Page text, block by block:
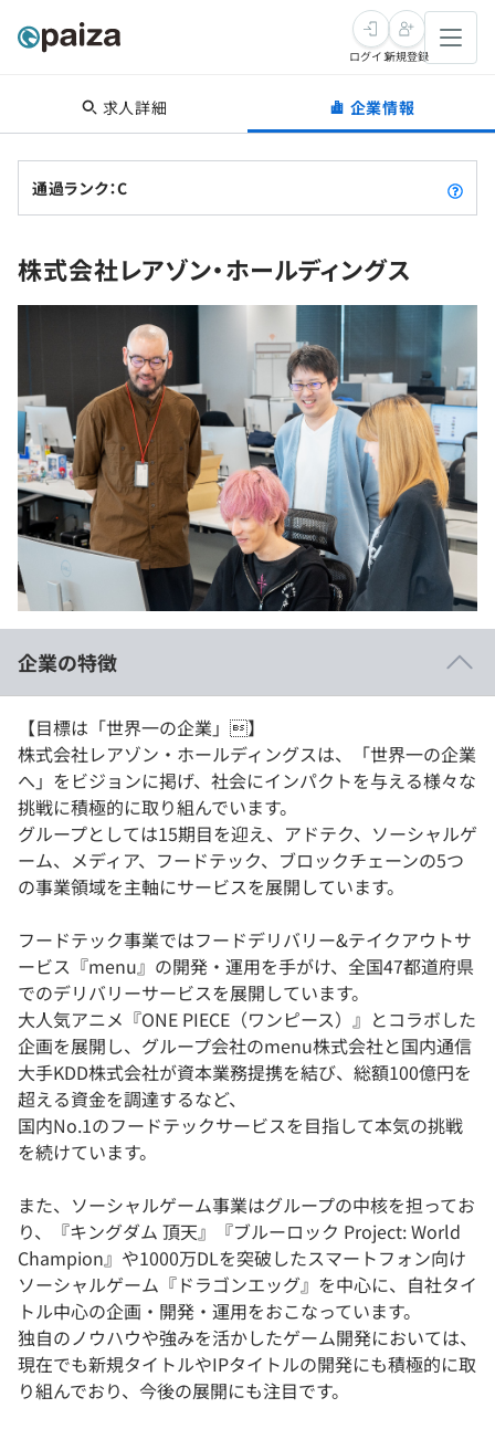
転職・キャリア
転職成功ガイド
転職エージェント
インタビュー
新卒就活
求人検索
新卒エージェント
イベント・セミナー
インタビュー
学習
4択課題
ナレッジ
リファレンス
プラン
個人向けプラン
法人向けプラン
学校向けプラン
契約内容・クーポン
プログラミング言語
SQL
評価結果一覧
再チャレンジ結果一覧
メディア
Tech Team Journal
paiza times
note
paizaとは？
ログイン新規登録
求人詳細 企業情報
通過ランク：C
株式会社レアゾン・ホールディングス
企業の特徴
【目標は「世界一の企業」】
株式会社レアゾン・ホールディングスは、「世界一の企業
へ」をビジョンに掲げ、社会にインパクトを与える様々な
挑戦に積極的に取り組んでいます。
グループとしては15期目を迎え、アドテク、ソーシャルゲ
ーム、メディア、フードテック、ブロックチェーンの5つ
の事業領域を主軸にサービスを展開しています。
フードテック事業ではフードデリバリー&テイクアウトサ
ービス『menu』の開発・運用を手がけ、全国47都道府県
でのデリバリーサービスを展開しています。
大人気アニメ『ONE PIECE（ワンピース）』とコラボした
企画を展開し、グループ会社のmenu株式会社と国内通信
大手KDD株式会社が資本業務提携を結び、総額100億円を
超える資金を調達するなど、
国内No.1のフードテックサービスを目指して本気の挑戦
を続けています。
また、ソーシャルゲーム事業はグループの中核を担ってお
り、『キングダム 頂天』『ブルーロック Project: World
Champion』や1000万DLを突破したスマートフォン向け
ソーシャルゲーム『ドラゴンエッグ』を中心に、自社タイ
トル中心の企画・開発・運用をおこなっています。
独自のノウハウや強みを活かしたゲーム開発においては、
現在でも新規タイトルやIPタイトルの開発にも積極的に取
り組んでおり、今後の展開にも注目です。